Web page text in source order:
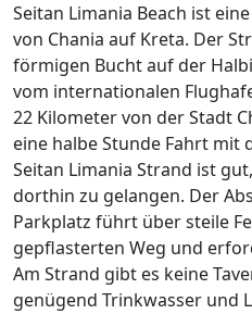
Seitan Limania Beach ist
von Chania auf Kreta. Der
förmigen Bucht auf der
vom internationalen
22 Kilometer von der Stadt
eine halbe Stunde Fahrt mit
Seitan Limania Strand ist
dorthin zu gelangen. Der
Parkplatz führt über steile
gepflasterten Weg und
Am Strand gibt es keine
genügend Trinkwasser und